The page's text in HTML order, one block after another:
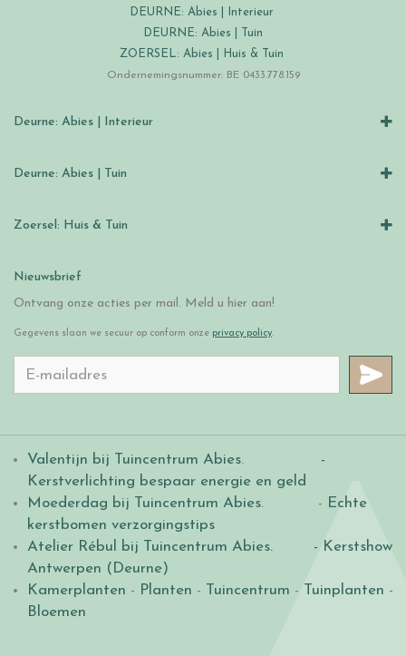
DEURNE: Abies | Interieur
DEURNE: Abies | Tuin
ZOERSEL: Abies | Huis & Tuin
Ondernemingsnummer: BE 0433.778.159
Deurne: Abies | Interieur
Deurne: Abies | Tuin
Zoersel: Huis & Tuin
Nieuwsbrief
Ontvang onze acties per mail. Meld u hier aan!
Gegevens slaan we secuur op conform onze privacy policy.
Valentijn bij Tuincentrum Abies.
-
Kerstverlichting bespaar energie en geld
Moederdag bij Tuincentrum Abies. - Echte
kerstbomen verzorgingstips
Atelier Rébul bij Tuincentrum Abies.
- Kerstshow
Antwerpen (Deurne)
Kamerplanten - Planten - Tuincentrum - Tuinplanten -
Bloemen